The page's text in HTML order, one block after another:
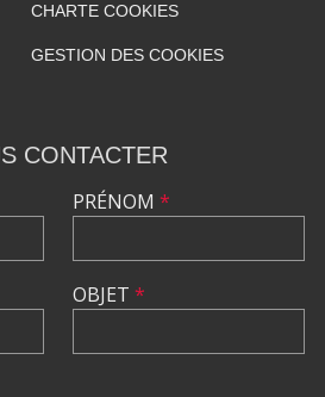
CHARTE COOKIES
GESTION DES COOKIES
CONTACTER
PRÉNOM *
OBJET *